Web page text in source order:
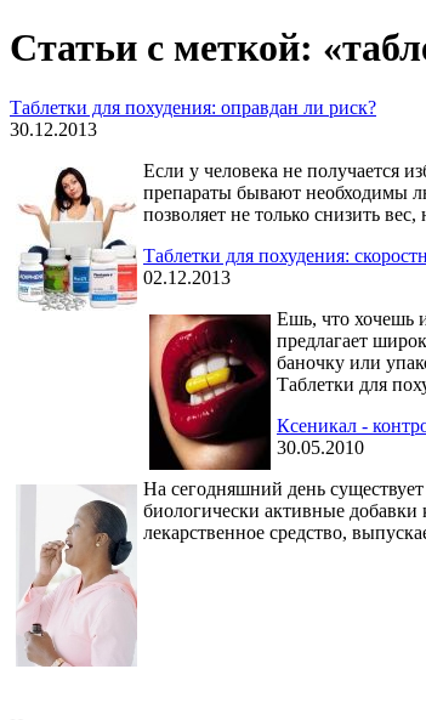
Статьи с меткой:
Таблетки для похудения: оправдан ли риск?
30.12.2013
Если у человека не получается
препараты бывают необходимы
позволяет не только снизить
Таблетки для похудения:
02.12.2013
Ешь, что хочешь
предлагает
баночку или
Таблетки для
Ксеникал -
30.05.2010
На сегодняшний день
биологически активные
лекарственное средство,